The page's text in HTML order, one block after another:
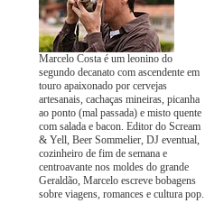
Marcelo Costa é um leonino do
segundo decanato com ascendente em
touro apaixonado por cervejas
artesanais, cachaças mineiras, picanha
ao ponto (mal passada) e misto quente
com salada e bacon. Editor do Scream
& Yell, Beer Sommelier, DJ eventual,
cozinheiro de fim de semana e
centroavante nos moldes do grande
Geraldão, Marcelo escreve bobagens
sobre viagens, romances e cultura pop.